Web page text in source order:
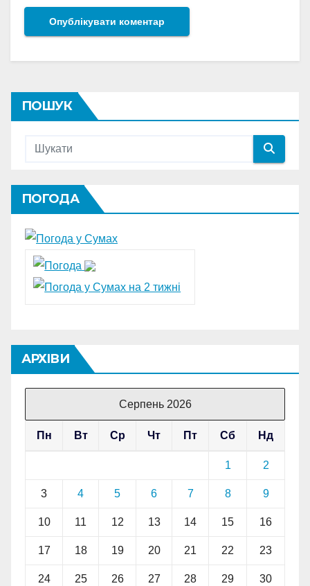
ПОШУК
ПОГОДА
АРХІВИ
Серпень 2026
Пн Вт Ср Чт Пт Сб Нд
1 2
3 4 5 6 7 8 9
10 11 12 13 14 15 16
17 18 19 20 21 22 23
24 25 26 27 28 29 30